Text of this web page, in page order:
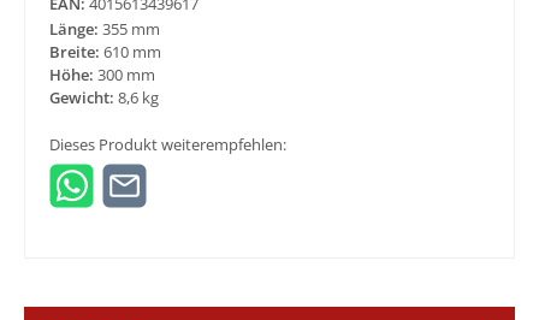
Länge: 355 mm
Breite: 610 mm
Höhe: 300 mm
Gewicht: 8,6 kg
Dieses Produkt weiterempfehlen: